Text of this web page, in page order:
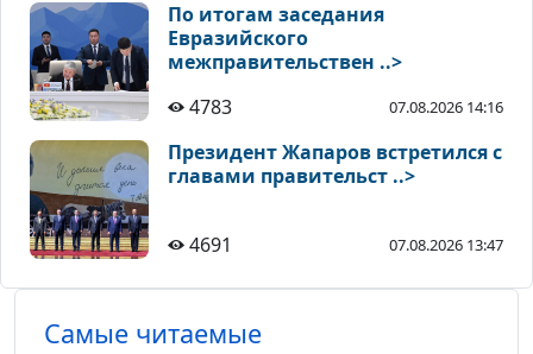
По итогам заседания
Евразийского
межправительствен ..>
4783
07.08.2026 14:16
Президент Жапаров встретился с
главами правительст ..>
4691 07.08.2026 13:47
Самые читаемые